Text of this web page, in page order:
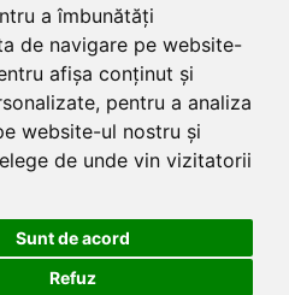
a îmbunătăți
de navigare pe website-
afișa conținut și
pentru a analiza
website-ul nostru și
de unde vin vizitatorii
Sunt de acord
Refuz